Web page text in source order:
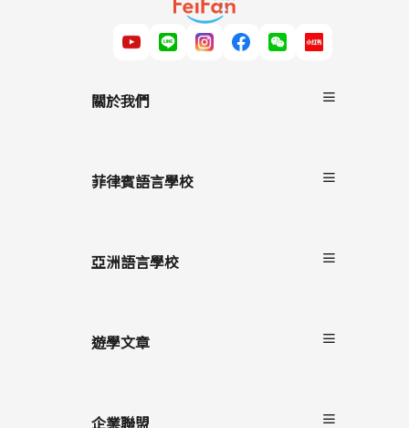
關於我們
服務流程
雙國遊學
菲律賓語言學校
碧瑤
克拉克
亞洲語言學校
遊學文章
遊學懶人包
企業聯盟